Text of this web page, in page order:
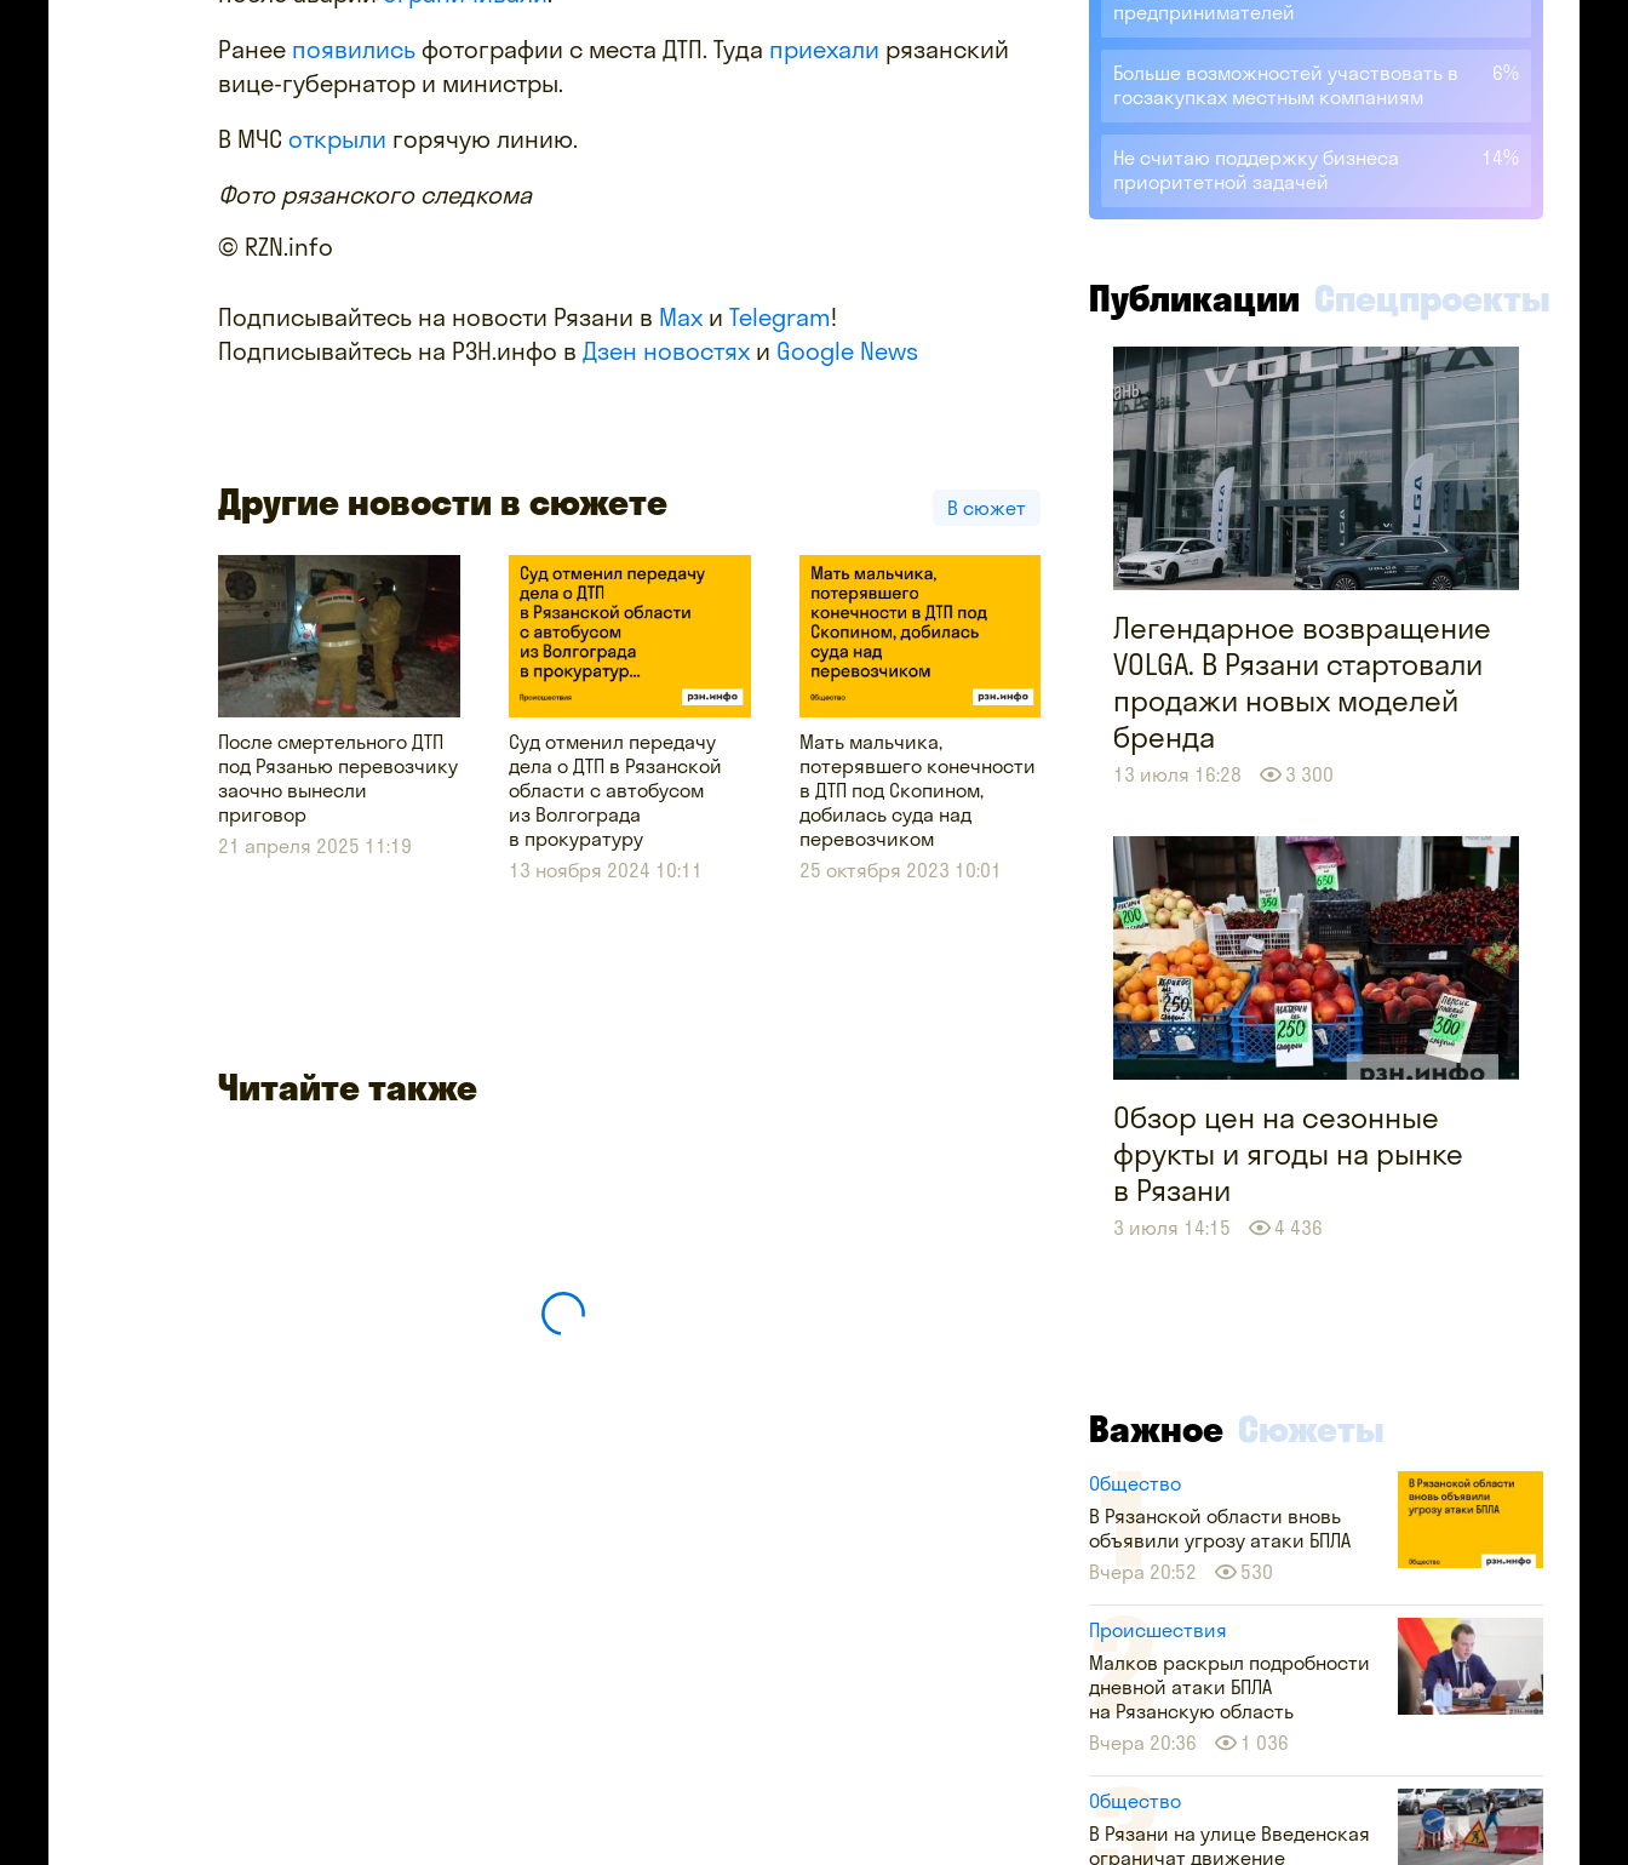
Ранее появились фотографии с места ДТП. Туда приехали рязанский
вице-губернатор и министры.
В МЧС открыли горячую линию.
Фото рязанского следкома
© RZN.info
Подписывайтесь на новости Рязани в Max и Telegram!
Подписывайтесь на РЗН.инфо в Дзен новостях и Google News
Другие новости в сюжете В сюжет
После смертельного ДТП
под Рязанью перевозчику
заочно вынесли
приговор
21 апреля 2025 11:19
Суд отменил передачу
дела о ДТП в Рязанской
области с автобусом
из Волгограда
в прокуратуру
13 ноября 2024 10:11
Мать мальчика,
потерявшего конечности
в ДТП под Скопином,
добилась суда над
перевозчиком
25 октября 2023 10:01
Читайте также
предпринимателей
Больше возможностей участвовать в
госзакупках местным компаниям
6%
Не считаю поддержку бизнеса
приоритетной задачей
14%
Публикации Спецпроекты
Легендарное возвращение
VOLGA. В Рязани стартовали
продажи новых моделей
бренда
13 июля 16:28 3 300
Обзор цен на сезонные
фрукты и ягоды на рынке
в Рязани
3 июля 14:15 4 436
Важное Сюжеты
Общество
В Рязанской области вновь
объявили угрозу атаки БПЛА
Вчера 20:52
530
Происшествия
Малков раскрыл подробности
дневной атаки БПЛА
на Рязанскую область
Вчера 20:36
1 036
Общество
В Рязани на улице Введенская
ограничат движение